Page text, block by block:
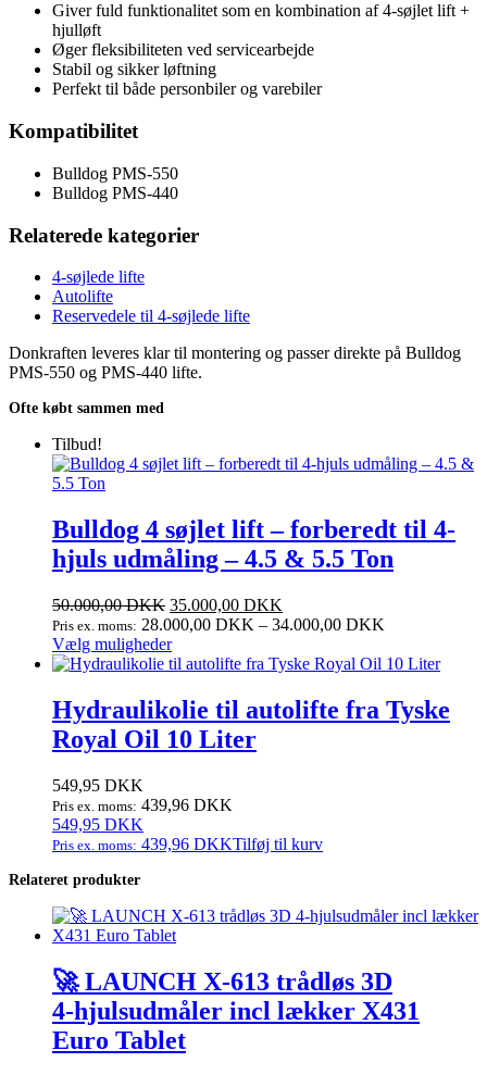
Giver fuld funktionalitet som en kombination af 4‑søjlet lift +
hjulløft
Øger fleksibiliteten ved servicearbejde
Stabil og sikker løftning
Perfekt til både personbiler og varebiler
Kompatibilitet
Bulldog PMS‑550
Bulldog PMS‑440
Relaterede kategorier
4‑søjlede lifte
Autolifte
Reservedele til 4‑søjlede lifte
Donkraften leveres klar til montering og passer direkte på Bulldog
PMS‑550 og PMS‑440 lifte.
Ofte købt sammen med
Tilbud!
Bulldog 4 søjlet lift – forberedt til 4-
hjuls udmåling – 4.5 & 5.5 Ton
50.000,00DKK 35.000,00 DKK
Pris ex. moms: 28.000,00 DKK – 34.000,00 DKK
Vælg mulighederDette
vare
flere
varianter.
Mulighederne
på
Hydraulikolie til autolifte fra Tyske
Royal Oil 10 Liter
549,95 DKK
Pris ex. moms: 439,96 DKK
549,95 DKK
Pris ex. moms: 439,96 DKKTilføj til kurv
Relateret produkter
🚀 LAUNCH X‑613 trådløs 3D
4‑hjulsudmåler incl lækker X431
Euro Tablet